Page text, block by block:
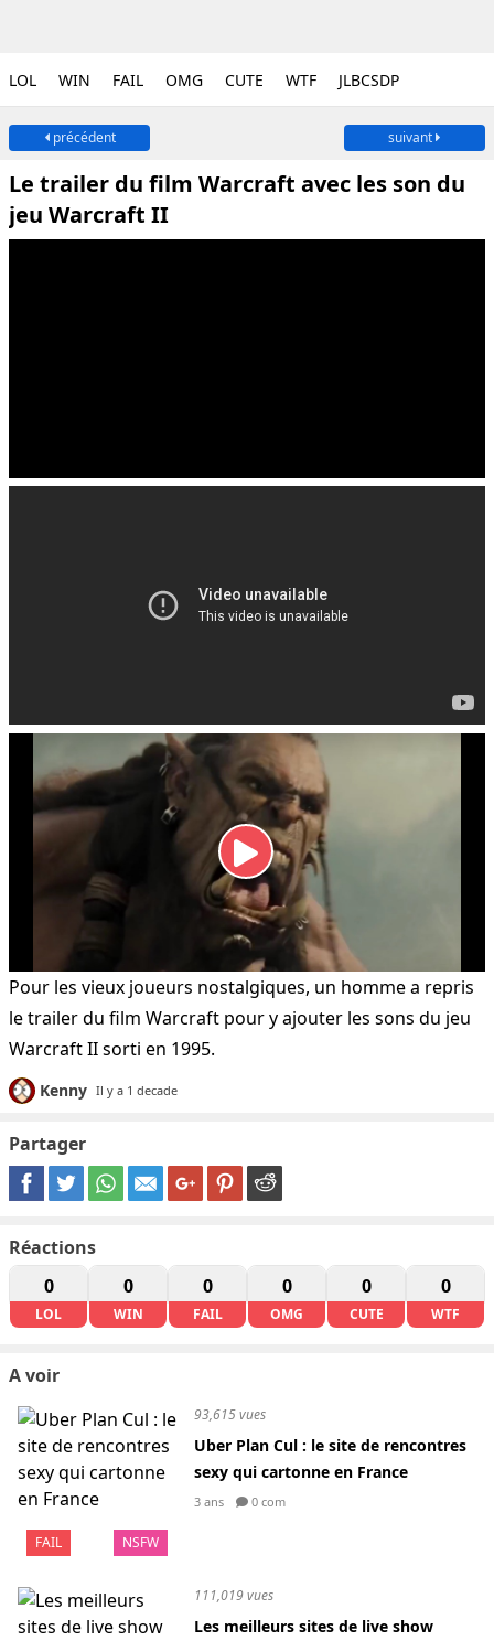
LOL WIN FAIL OMG CUTE WTF JLBCSDP
précédent suivant
Le trailer du film Warcraft avec les son du
jeu Warcraft II
Pour les vieux joueurs nostalgiques, un homme a repris
le trailer du film Warcraft pour y ajouter les sons du jeu
Warcraft II sorti en 1995.
Kenny Il y a 1 decade
Partager
Réactions
0
LOL
0
WIN
0
FAIL
0
OMG
0
CUTE
0
WTF
A voir
FAIL NSFW
93,615 vues
Uber Plan Cul : le site de rencontres
sexy qui cartonne en France
3 ans 0 com
111,019 vues
Les meilleurs sites de live show